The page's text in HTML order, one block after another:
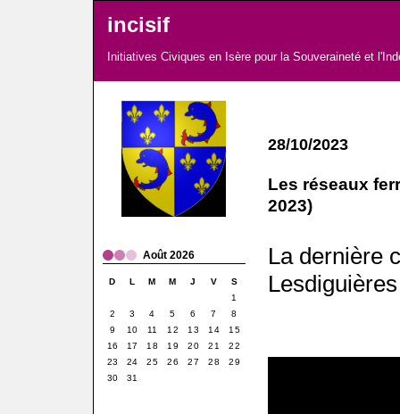
incisif
Initiatives Civiques en Isère pour la Souveraineté et
Août 2026
D L M M J V
S
1
2
3 4 5 6 7
8
9
10 11 12 13 14
15
16
17 18 19 20 21
22
23
24 25 26 27 28
29
30
31
28/10/2023
Les réseaux
2023)
La dernière